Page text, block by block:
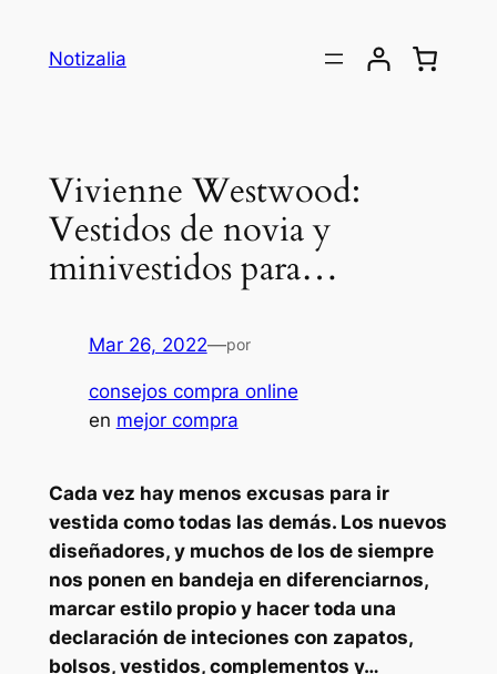
Notizalia
Vivienne Westwood:
Vestidos de novia y
minivestidos para…
Mar 26, 2022—por
consejos compra online
en mejor compra
Cada vez hay menos excusas para ir
vestida como todas las demás. Los nuevos
diseñadores, y muchos de los de siempre
nos ponen en bandeja en diferenciarnos,
marcar estilo propio y hacer toda una
declaración de inteciones con zapatos,
bolsos, vestidos, complementos y…